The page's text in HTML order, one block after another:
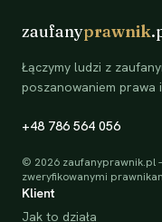
zaufanyprawnik
Łączymy ludzi z
poszanowaniem prawa
+48 786 564 056
© 2026 zaufanyprawnik.pl
zweryfikowanymi
Klient
Jak to działa